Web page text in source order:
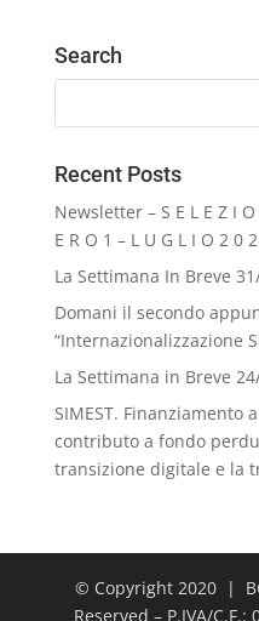
Search
Recent Posts
Newsletter – S E L E Z I O
E R O 1 – L U G L I O 2 0
La Settimana In Breve
Domani il secondo
“Internazionalizzazione
La Settimana in Breve
SIMEST. Finanziamento
contributo a fondo
transizione digitale e la
© Copyright 2020 |
Reserved – P.IVA/